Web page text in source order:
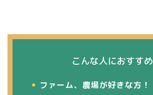
こんな人におすすめ
ファーム、農場が好きな方！